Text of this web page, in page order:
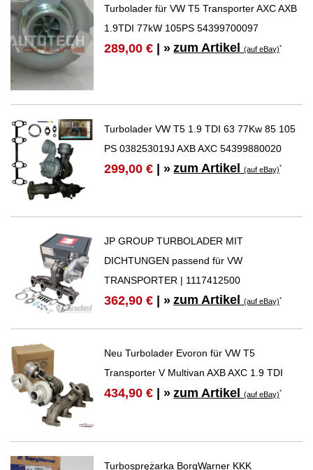
Turbolader für VW T5 Transporter AXC AXB
1.9TDI 77kW 105PS 54399700097
289,00 € | » zum Artikel(auf eBay)*
Turbolader VW T5 1.9 TDI 63 77Kw 85 105
PS 038253019J AXB AXC 54399880020
299,00 € | » zum Artikel(auf eBay)*
JP GROUP TURBOLADER MIT
DICHTUNGEN passend für VW
TRANSPORTER | 1117412500
362,90 € | » zum Artikel(auf eBay)*
Neu Turbolader Evoron für VW T5
Transporter V Multivan AXB AXC 1.9 TDI
434,90 € | » zum Artikel(auf eBay)*
Turbosprężarka BorgWarner KKK